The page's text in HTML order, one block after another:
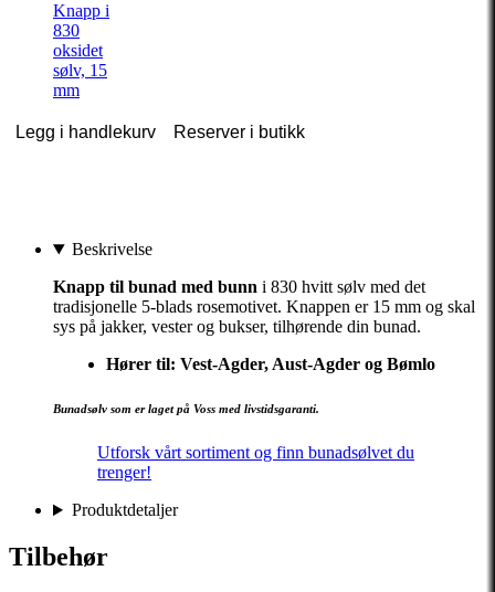
Knapp i
830
oksidet
sølv, 15
mm
Legg i handlekurv Reserver i butikk
Beskrivelse
Knapp til bunad med bunn i 830 hvitt sølv med det
tradisjonelle 5-blads rosemotivet. Knappen er 15 mm og skal
sys på jakker, vester og bukser, tilhørende din bunad.
Hører til: Vest-Agder, Aust-Agder og Bømlo
Bunadsølv som er laget på Voss med livstidsgaranti.
Utforsk vårt sortiment og finn bunadsølvet du
trenger!
Produktdetaljer
Tilbehør